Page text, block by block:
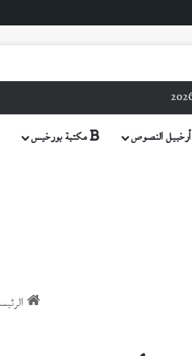
أرخبيل النصوص مكتبة بورخيس